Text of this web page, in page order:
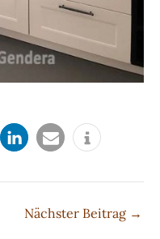
Nächster Beitrag →